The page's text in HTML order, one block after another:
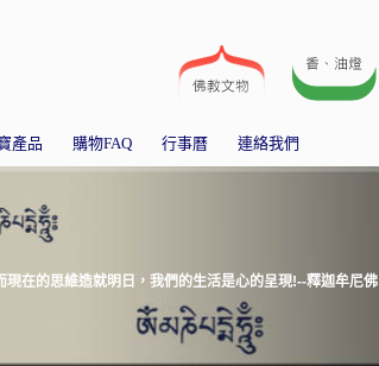
產品 購物FAQ 行事曆 連絡我們
在的思維造就明日，我們的生活是心的呈現!--釋迦牟尼佛